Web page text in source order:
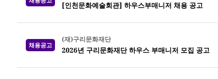
[인천문화예술회관] 하우스부매니저 채용 공고
채용공고
(재)구리문화재단
2026년 구리문화재단 하우스 부매니저 모집 공고